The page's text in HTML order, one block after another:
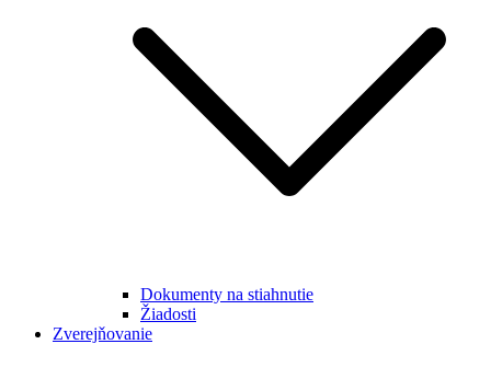
Dokumenty na stiahnutie
Žiadosti
Zverejňovanie